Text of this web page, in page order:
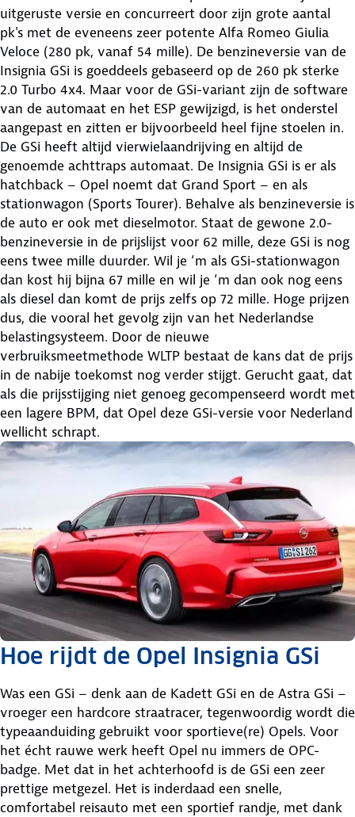
uitgeruste versie en concurreert door zijn grote aantal
pk's met de eveneens zeer potente Alfa Romeo Giulia
Veloce (280 pk, vanaf 54 mille). De benzineversie van de
Insignia GSi is goeddeels gebaseerd op de 260 pk sterke
2.0 Turbo 4x4. Maar voor de GSi-variant zijn de software
van de automaat en het ESP gewijzigd, is het onderstel
aangepast en zitten er bijvoorbeeld heel fijne stoelen in.
De GSi heeft altijd vierwielaandrijving en altijd de
genoemde achttraps automaat. De Insignia GSi is er als
hatchback – Opel noemt dat Grand Sport – en als
stationwagon (Sports Tourer). Behalve als benzineversie is
de auto er ook met dieselmotor. Staat de gewone 2.0-
benzineversie in de prijslijst voor 62 mille, deze GSi is nog
eens twee mille duurder. Wil je ‘m als GSi-stationwagon
dan kost hij bijna 67 mille en wil je ‘m dan ook nog eens
als diesel dan komt de prijs zelfs op 72 mille. Hoge prijzen
dus, die vooral het gevolg zijn van het Nederlandse
belastingsysteem. Door de nieuwe
verbruiksmeetmethode WLTP bestaat de kans dat de prijs
in de nabije toekomst nog verder stijgt. Gerucht gaat, dat
als die prijsstijging niet genoeg gecompenseerd wordt met
een lagere BPM, dat Opel deze GSi-versie voor Nederland
wellicht schrapt.
Hoe rijdt de Opel Insignia GSi
Was een GSi – denk aan de Kadett GSi en de Astra GSi –
vroeger een hardcore straatracer, tegenwoordig wordt die
typeaanduiding gebruikt voor sportieve(re) Opels. Voor
het écht rauwe werk heeft Opel nu immers de OPC-
badge. Met dat in het achterhoofd is de GSi een zeer
prettige metgezel. Het is inderdaad een snelle,
comfortabel reisauto met een sportief randje, met dank